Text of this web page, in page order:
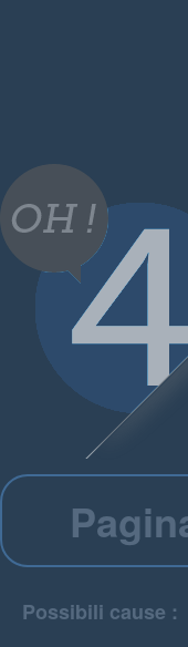
Possibili cause :